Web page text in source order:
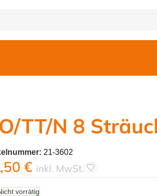
TT/N 8
21-3602
€ inkl. MwSt.
vorrätig